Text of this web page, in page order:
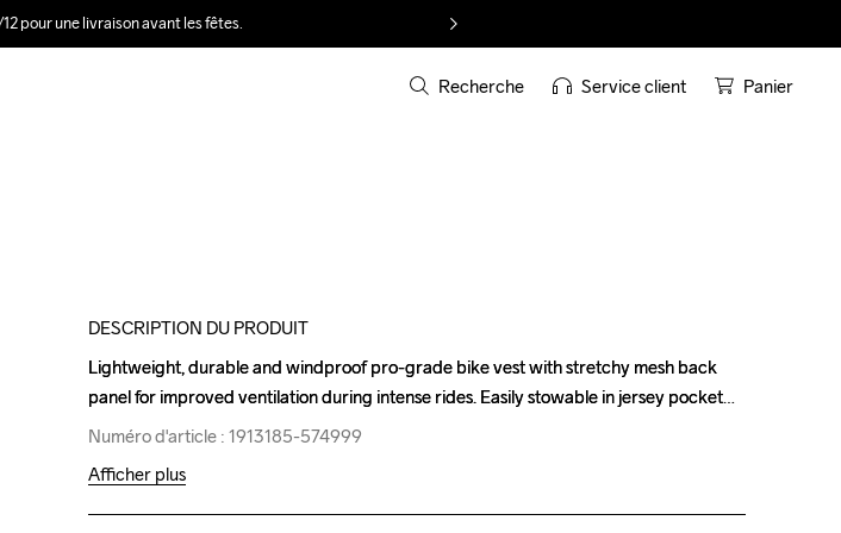
pour une livraison avant les fêtes.
Recherche Service client Panier
DESCRIPTION DU PRODUIT
Lightweight, durable and windproof pro-grade bike vest with stretchy mesh back
panel for improved ventilation during intense rides. Easily stowable in jersey pocket
Numéro d'article : 1913185-574999
Lightweight, durable and windproof pro-grade bike vest with stretchy mesh back
panel for improved ventilation during intense rides. Easily stowable in jersey pocket
Numéro d'article : 1913185-574999
Afficher plus